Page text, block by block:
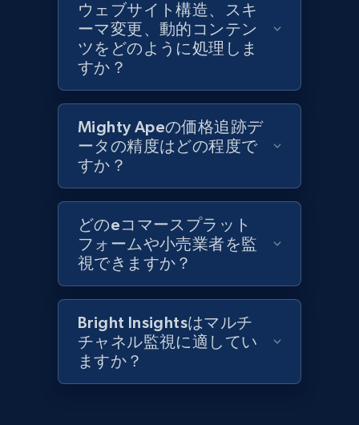
Zara - Products - discovery by category url
Category id, Product id, Product name, Price,
Currency, Colour code, Colour, Description, and
more.
208+ 今すぐ始める
Best Buy products
URL, Product id, Title, Images, Final price,
Currency, Discount, Initial price, and more.
1.1K+ 149+ 今すぐ始める
Best Buy products - Collect data on
ウェブサイト構造、スキ
ーマ変更、動的コンテン
ツをどのように処理しま
すか？
Mighty Apeの価格追跡デ
ータの精度はどの程度で
すか？
どのeコマースプラット
フォームや小売業者を監
視できますか？
Bright Insightsはマルチ
チャネル監視に適してい
ますか？